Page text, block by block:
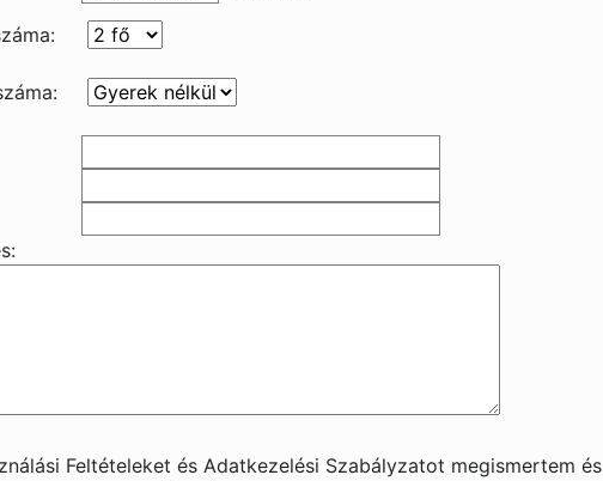
Feltételeket és Adatkezelési Szabályzatot megismertem és